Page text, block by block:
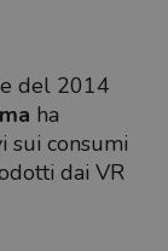
del 2014
ha
sui consumi
dai VR